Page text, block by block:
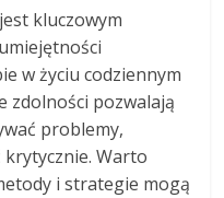
kluczowym
w życiu codziennym
zdolności pozwalają
problemy,
krytycznie. Warto
i strategie mogą